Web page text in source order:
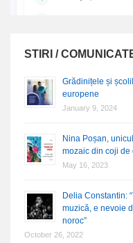
STIRI /
Grădinițele și
europene
January 9, 2024
Nina Poșan,
mozaic din coji de
May 16, 2023
Delia Constantin:
muzică, e nevoie
noroc”
October 26, 2022